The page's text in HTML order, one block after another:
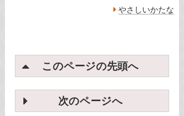
やさしいかたな
このページの先頭へ
次のページへ